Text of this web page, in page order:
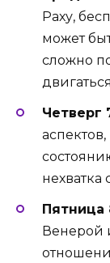
Раху,
может
сложно
Четверг
нехватка
Пятница
Венерой